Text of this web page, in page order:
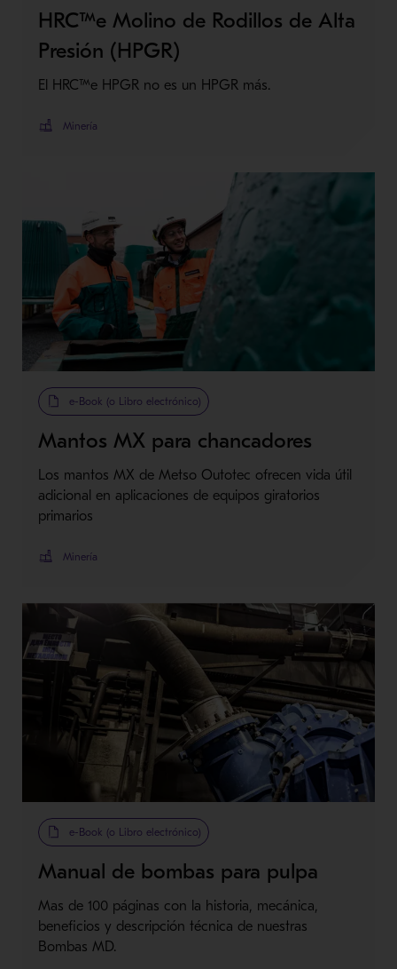
HRC™e Molino de Rodillos de Alta
Presión (HPGR)
El HRC™e HPGR no es un HPGR más.
Minería
e-Book (o Libro electrónico)
Mantos MX para chancadores
Los mantos MX de Metso Outotec ofrecen vida útil
adicional en aplicaciones de equipos giratorios
primarios
Minería
e-Book (o Libro electrónico)
Manual de bombas para pulpa
Mas de 100 páginas con la historia, mecánica,
beneficios y descripción técnica de nuestras
Bombas MD.